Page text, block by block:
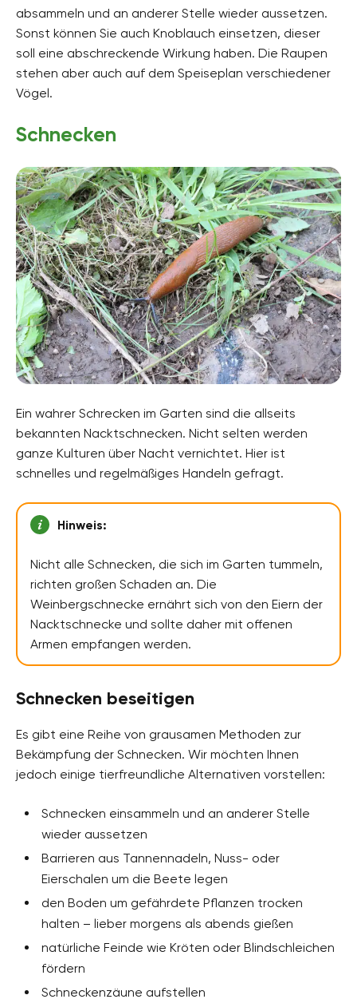
absammeln und an anderer Stelle wieder aussetzen.
Sonst können Sie auch Knoblauch einsetzen, dieser
soll eine abschreckende Wirkung haben. Die Raupen
stehen aber auch auf dem Speiseplan verschiedener
Vögel.
Schnecken
Ein wahrer Schrecken im Garten sind die allseits
bekannten Nacktschnecken. Nicht selten werden
ganze Kulturen über Nacht vernichtet. Hier ist
schnelles und regelmäßiges Handeln gefragt.
Hinweis:
Nicht alle Schnecken, die sich im Garten tummeln,
richten großen Schaden an. Die
Weinbergschnecke ernährt sich von den Eiern der
Nacktschnecke und sollte daher mit offenen
Armen empfangen werden.
Schnecken beseitigen
Es gibt eine Reihe von grausamen Methoden zur
Bekämpfung der Schnecken. Wir möchten Ihnen
jedoch einige tierfreundliche Alternativen vorstellen:
Schnecken einsammeln und an anderer Stelle
wieder aussetzen
Barrieren aus Tannennadeln, Nuss- oder
Eierschalen um die Beete legen
den Boden um gefährdete Pflanzen trocken
halten – lieber morgens als abends gießen
natürliche Feinde wie Kröten oder Blindschleichen
fördern
Schneckenzäune aufstellen